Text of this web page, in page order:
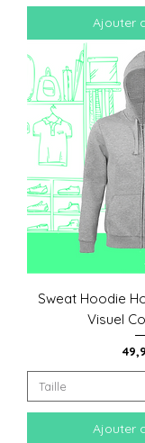
Ajouter
Sweat Hoodie
Visuel
Prix
Ajouter